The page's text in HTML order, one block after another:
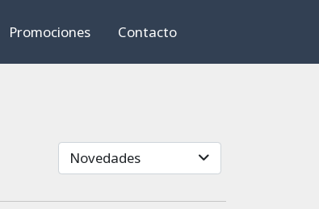
Promociones Contacto
Novedades